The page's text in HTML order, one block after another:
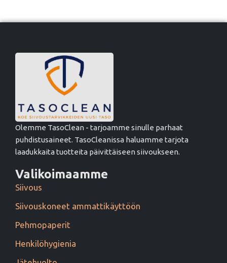
Olemme TasoClean - tarjoamme sinulle parhaat
puhdistusaineet. TasoCleanissa haluamme tarjota
laadukkaita tuotteita päivittäiseen siivoukseen.
Valikoimaamme
Siivous
Siivouskoneet ammattikäyttöön
Pehmopaperit
Henkilöhygienia